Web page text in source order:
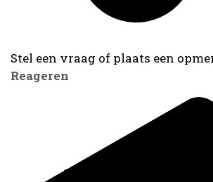
Stel een vraag of plaats een
Reageren